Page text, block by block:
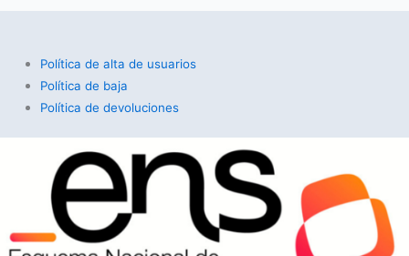
Política de alta de usuarios
Política de baja
Política de devoluciones